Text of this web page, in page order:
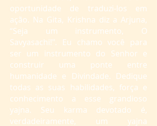
oportunidade de traduzi-los em
ação. Na Gita, Krishna diz a Arjuna,
“Seja um instrumento, O
Savyasachi!". Eu chamo você para
ser um instrumento do Senhor e
construir uma ponte entre
humanidade e Divindade. Dedique
todas as suas habilidades, força e
conhecimento a esse grandioso
yajna. Seu karma devotado é,
verdadeiramente, um yajna